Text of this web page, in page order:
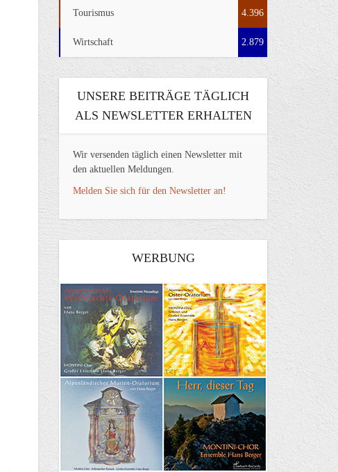
Tourismus 4.396
Wirtschaft 2.879
UNSERE BEITRÄGE TÄGLICH
ALS NEWSLETTER ERHALTEN
Wir versenden täglich einen Newsletter mit
den aktuellen Meldungen.
Melden Sie sich für den Newsletter an!
WERBUNG